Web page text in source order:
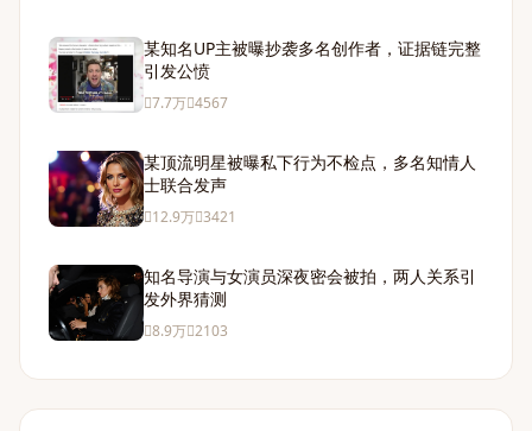
某知名UP主被曝抄袭多名创作者，证据链完整
引发公愤
7.7万 4567
某顶流明星被曝私下行为不检点，多名知情人
士联合发声
12.9万 3421
知名导演与女演员深夜密会被拍，两人关系引
发外界猜测
8.9万 2103